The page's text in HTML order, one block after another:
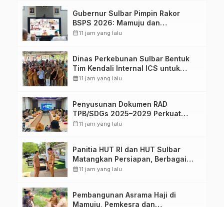
Gubernur Sulbar Pimpin Rakor
BSPS 2026: Mamuju dan
Pasangkayu Masih Nol Realisasi
calendar_month11 jam yang lalu
Dinas Perkebunan Sulbar Bentuk
Tim Kendali Internal ICS untuk
Dukung Sertifikasi ISPO Pekebun di
calendar_month11 jam yang lalu
Penyusunan Dokumen RAD
TPB/SDGs 2025–2029 Perkuat
Arah Pembangunan Berkelanjutan
calendar_month11 jam yang lalu
Panitia HUT RI dan HUT Sulbar
Matangkan Persiapan, Berbagai
Lomba Akan Dilaksanakan Pemprov
calendar_month11 jam yang lalu
Pembangunan Asrama Haji di
Mamuju, Pemkesra dan